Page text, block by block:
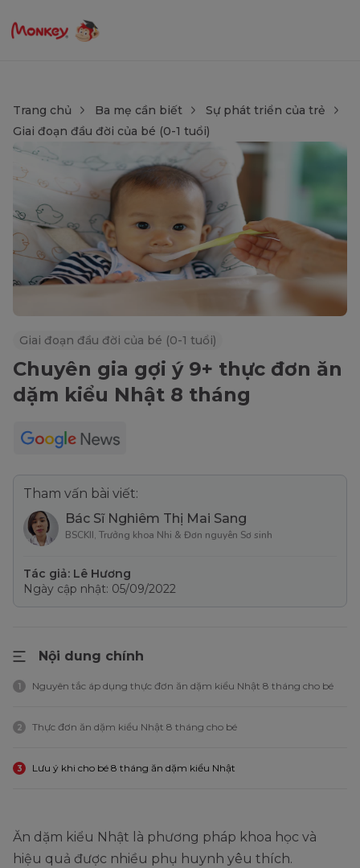
Trang chủ Ba mẹ cần biết
Sự phát triển của trẻ
Giai đoạn đầu đời của bé (0-1 tuổi)
Giai đoạn đầu đời của bé (0-1 tuổi)
Chuyên gia gợi ý 9+ thực đơn ăn
dặm kiểu Nhật 8 tháng
Tham vấn bài viết:
Bác Sĩ Nghiêm Thị Mai Sang
BSCKII, Trưởng khoa Nhi & Đơn nguyên Sơ sinh
Tác giả: Lê Hương
Ngày cập nhật: 05/09/2022
Nội dung chính
1 Nguyên tắc áp dụng thực đơn ăn dặm kiểu Nhật 8 tháng cho bé
2 Thực đơn ăn dặm kiểu Nhật 8 tháng cho bé
3 Lưu ý khi cho bé 8 tháng ăn dặm kiểu Nhật
Ăn dặm kiểu Nhật là phương pháp khoa học và
hiệu quả được nhiều phụ huynh yêu thích.